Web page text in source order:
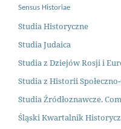
Sensus Historiae
Studia Historyczne
Studia Judaica
Studia z Dziejów Rosji i
Studia z Historii
Studia Źródłoznawcze.
Śląski Kwartalnik